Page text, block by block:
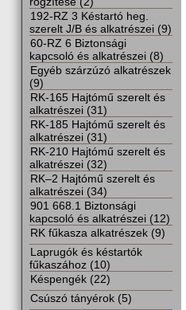
192-RZ 3 Késtartó heg.
szerelt J/B és alkatrészei (9)
60-RZ 6 Biztonsági
kapcsoló és alkatrészei (8)
Egyéb szárzúzó alkatrészek
(9)
RK-165 Hajtómű szerelt és
alkatrészei (31)
RK-185 Hajtómű szerelt és
alkatrészei (31)
RK-210 Hajtómű szerelt és
alkatrészei (32)
RK–2 Hajtómű szerelt és
alkatrészei (34)
901 668.1 Biztonsági
kapcsoló és alkatrészei (12)
RK fűkasza alkatrészek (9)
Laprugók és késtartók
fűkaszához (10)
Késpengék (22)
Csúszó tányérok (5)